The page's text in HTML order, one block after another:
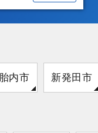
胎内市 新発田市